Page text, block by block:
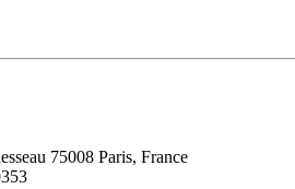
75008 Paris, France